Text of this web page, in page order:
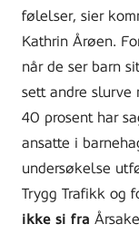
følelser, sier
Kathrin Årøen.
når de ser barn
sett andre slurve
40 prosent har
ansatte i
undersøkelse
Trygg Trafikk og
ikke si fra